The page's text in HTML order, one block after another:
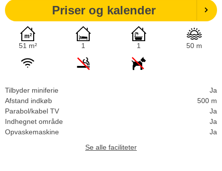
Priser og kalender
51 m² 1 1 50 m
Tilbyder miniferie
Ja
Afstand indkøb
500 m
Parabol/kabel TV
Ja
Indhegnet område
Ja
Opvaskemaskine
Ja
Se alle faciliteter